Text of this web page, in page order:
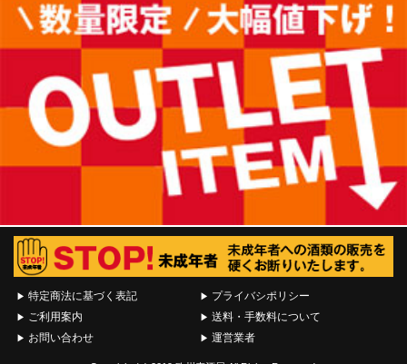
特定商法に基づく表記
ご利用案内
お問い合わせ
プライバシポリシー
送料・手数料について
運営業者